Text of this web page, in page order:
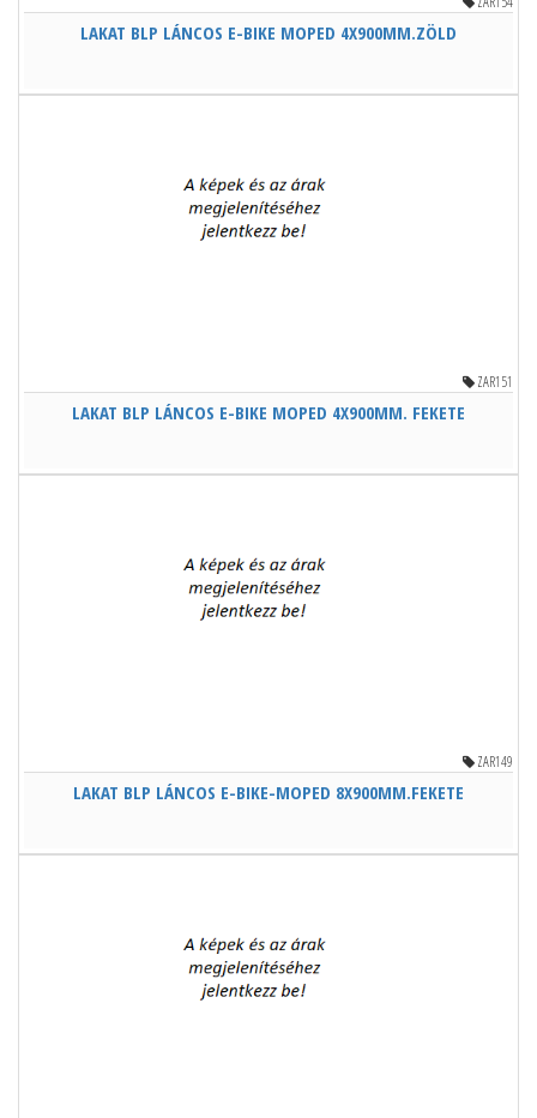
LAKAT BLP LÁNCOS E-BIKE MOPED 4X900MM.ZÖLD
ZAR151
LAKAT BLP LÁNCOS E-BIKE MOPED 4X900MM. FEKETE
ZAR149
LAKAT BLP LÁNCOS E-BIKE-MOPED 8X900MM.FEKETE